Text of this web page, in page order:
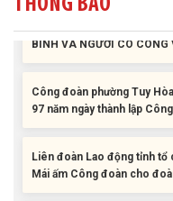
Công đoàn phường Tuy
97 năm ngày thành lập
Liên đoàn Lao động tỉnh tổ
Mái ấm Công đoàn cho
Bàn giao Mái ấm công